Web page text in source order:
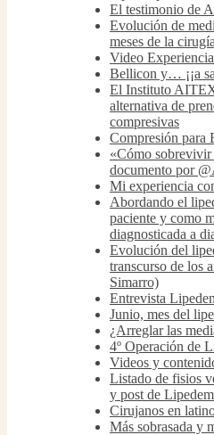
El testimonio de
Evolución de
meses de la
Video
Bellicon y… ¡¡a
El Instituto
alternativa de
compresivas
Compresión para
«Cómo sobrevivir
documento por
Mi experiencia
Abordando el
paciente y como
diagnosticada a
Evolución del
transcurso de los
Simarro)
Entrevista
Junio, mes del
¿Arreglar las
4º Operación de
Videos y
Listado de fisios
y post de
Cirujanos en
Más sobrasada y